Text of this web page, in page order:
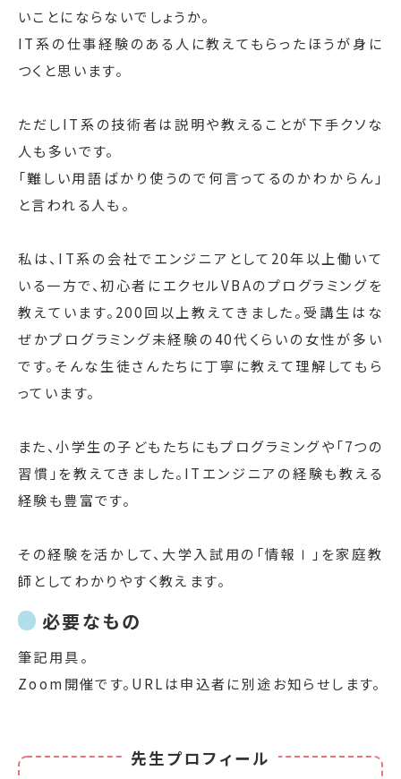
いことにならないでしょうか。
IT系の仕事経験のある人に教えてもらったほうが身に
つくと思います。
ただしIT系の技術者は説明や教えることが下手クソな
人も多いです。
「難しい用語ばかり使うので何言ってるのかわからん」
と言われる人も。
私は、IT系の会社でエンジニアとして20年以上働いて
いる一方で、初心者にエクセルVBAのプログラミングを
教えています。200回以上教えてきました。受講生はな
ぜかプログラミング未経験の40代くらいの女性が多い
です。そんな生徒さんたちに丁寧に教えて理解してもら
っています。
また、小学生の子どもたちにもプログラミングや「7つの
習慣」を教えてきました。ITエンジニアの経験も教える
経験も豊富です。
その経験を活かして、大学入試用の「情報Ⅰ」を家庭教
師としてわかりやすく教えます。
必要なもの
筆記用具。
Zoom開催です。URLは申込者に別途お知らせします。
先生プロフィール